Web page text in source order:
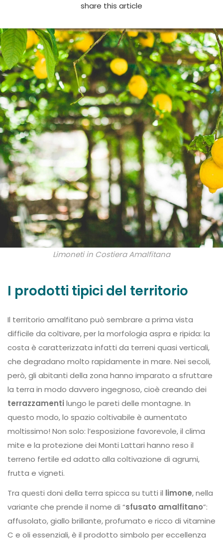
share this article
Limoneti in Costiera Amalfitana
I prodotti tipici del territorio
Il territorio amalfitano può sembrare a prima vista
difficile da coltivare, per la morfologia aspra e ripida: la
costa è caratterizzata infatti da terreni quasi verticali,
che degradano molto rapidamente in mare. Nei secoli,
però, gli abitanti della zona hanno imparato a sfruttare
la terra in modo davvero ingegnoso, cioè creando dei
terrazzamenti lungo le pareti delle montagne. In
questo modo, lo spazio coltivabile è aumentato
moltissimo! Non solo: l’esposizione favorevole, il clima
mite e la protezione dei Monti Lattari hanno reso il
terreno fertile ed adatto alla coltivazione di agrumi,
frutta e vigneti.
Tra questi doni della terra spicca su tutti il limone, nella
variante che prende il nome di “sfusato amalfitano”:
affusolato, giallo brillante, profumato e ricco di vitamine
C e oli essenziali, è il prodotto simbolo per eccellenza